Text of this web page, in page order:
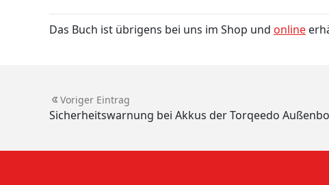
Das Buch ist übrigens bei uns im Shop und online
Voriger Eintrag
Sicherheitswarnung bei Akkus der Torqeedo